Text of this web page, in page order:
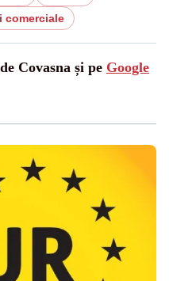
comerciale
Covasna și pe Google